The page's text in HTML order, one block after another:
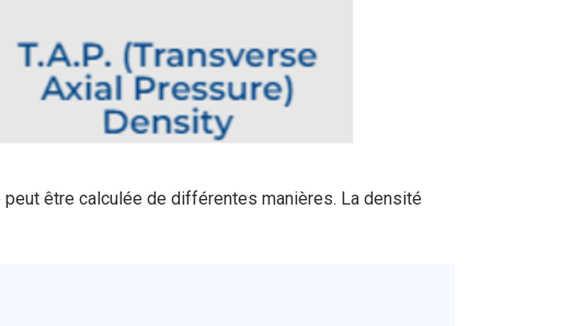
être calculée de différentes manières. La densité